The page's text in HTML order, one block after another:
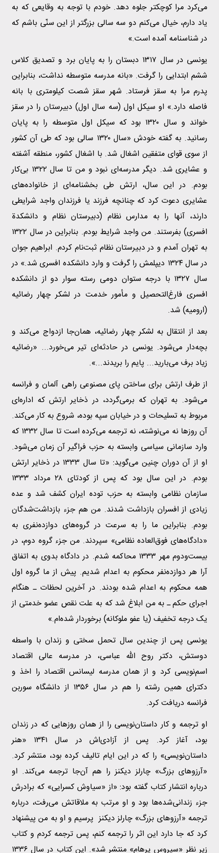
می‌کرد مرا کوچکتر جلوه دهد. خودم با توجه به وقایعی که به
یاد دارم، خیال می‌کنم دو سه سالی بزرگتر از این سنّی باشم که
در شناسنامه آمده است.»
یونسی در سال ۱۳۱۷ دبستان را به پایان برد و تصدیق کلاس
ششم ابتدایی را گرفت. «بانه مدرسه متوسطه نداشت، بنابراین
پدرم مرا به سقز فرستاد. شهر سقز شصت کیلومتری با بانه
فاصله دارد.» او سیکل اول (سه سال اول) دبیرستان را در سقز
خواند و سال ۱۳۲۰ بود که سیکل اول متوسطه را به پایان
رسانید. به گفته خودش «سال ۱۳۲۰ سالی بود که طی آن کشور
از سوی قوای متفقین اشغال شد. با اشغال کشور، منطقه آشفته
و عشایری شد. دیگر مدرسه‌ای نبود و من تا سال ۱۳۲۲ بی‌کار
بودم. در این سال، ارتش طی بخشنامه‌ای از خانواده‌های
عشایری دعوت کرد که چنانچه فرزند یا فرزندان واجد شرایطی
دارند، آنها را به مدارس نظام (دبیرستان نظام و دانشکدة
افسری) بفرستند. من واجد شرایط بودم. بنابراین در سال ۱۳۲۲
به تهران آمدم و در دبیرستان نظام ثبت‌نام کردم. ابراهیم جوان
در سال ۱۳۲۴ دیپلمش را گرفت و وارد دانشکده افسری شد.» در
سال ۱۳۲۷ با درجه ستوان دومی رسته سوار دو از دانشکده
افسری فارغ‌التحصیل و مأمور خدمت در لشکر چهار رضائیه
(ارومیه) شد.
بعد از انتقال به لشکر چهار رضائیه، همان‌جا ازدواج می‌کند و
بچه‌دار می‌شود. یونسی در حادثه‌ای تیر می‌خورد... «رضائیه
زیاد برف می‌بارید... پایم را بریدند...».
از طرف ارتش برای ساختن پای مصنوعی راهی آلمان و فرانسه
می‌شود. به تهران که برمی‌گردد، در ذخایر ارتش که اداره‌ای
مربوط به تسلیحات و در خیابان سپه بوده، شروع به کار می‌کند.
آن روزها نه می‌نوشته، نه ترجمه می‌کرده است تا سال ۱۳۳۲ که
وارد سازمانی سیاسی وابسته به حزب فراگیر آن زمان می‌شود.
او از آن دوران چنین می‌گوید: «تا سال ۱۳۳۳ در ذخایر ارتش
بودم. در این سال بود که پس از کودتای ۲۸ مرداد ۱۳۳۳
سازمان نظامی وابسته به حزب توده ایران کشف شد و عده
زیادی از افسران بازداشت شدند. من هم جزء بازداشت‌شدگان
بودم. بنابراین ما را به سرعت در گروه‌های دوازده‌نفری به
«دادگاه‌های فوق‌العاده نظامی» سپردند. من جزء گروه دوم، در
بیست‌ودوم مهر ۱۳۳۳ محاکمه شدم. در دادگاه بدوی به اتفاق
آرا هر دوازده‌نفر محکوم به اعدام شدیم. پیش از ما گروه اول
همه محکوم به اعدام شده بودند. در آخرین لحظات ـ هنگام
اجرای حکم ـ به من ابلاغ شد که به علت نقص عضو خدمتی از
یک درجه تخفیف (یا عفو ملوکانه) برخوردار شده‌ام.»
یونسی پس از چندین سال تحمل سختی و زندان با واسطه
دوستش، دکتر روح الله عباسی، در مدرسه عالی اقتصاد
اسم‌نویسی کرد و از همان مدرسه لیسانس اقتصاد را اخذ و
دکترای همین رشته را هم در سال ۱۳۵۶ از دانشگاه سوربن
فرانسه دریافت کرد.
او ترجمه و کار داستان‌نویسی را از همان روزهایی که در زندان
بود، آغاز کرد. پس از آزادی‌اش در سال ۱۳۴۱ «هنر
داستان‌نویسی» را که در این ایام تالیف کرده بود، منتشر کرد.
«آرزوهای بزرگ» چارلز دیکنز را هم آن‌جا ترجمه می‌کند. او
درباره انتشار کتاب گفته بود: «از «سیاوش کسرایی» که برادرش
جزء زندانی‌شده‌ها بود و او مرتب به ملاقاتش می‌رفت، درباره
ترجمه «آرزوهای بزرگ» چارلز دیکنز پرسیم و او به من پیشنهاد
کرد که جا دارد این اثر را ترجمه کنم، پس ترجمه کردم و کتاب
زیر نظر «سیروس پرهام» منتشر شد». این کتاب در سال ۱۳۳۶